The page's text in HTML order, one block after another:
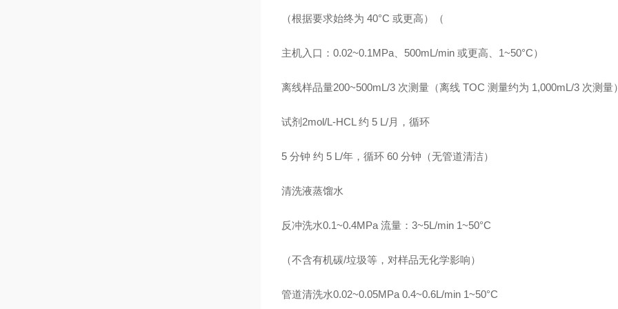
（根据要求始终为 40°C 或更高）（
主机入口：0.02~0.1MPa、500mL/min 或更高、1~50°C）
离线样品量200~500mL/3 次测量（离线 TOC 测量约为 1,000mL/3 次测量
试剂2mol/L-HCL 约 5 L/月，循环
5 分钟 约 5 L/年，循环 60 分钟（无管道清洁）
清洗液蒸馏水
反冲洗水0.1~0.4MPa 流量：3~5L/min 1~50°C
（不含有机碳/垃圾等，对样品无化学影响）
管道清洗水0.02~0.05MPa 0.4~0.6L/min 1~50°C